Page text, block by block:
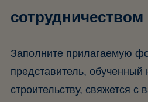
сотрудничеством
Заполните прилагаемую
представитель, обученный
строительству, свяжется с